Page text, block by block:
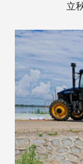
立